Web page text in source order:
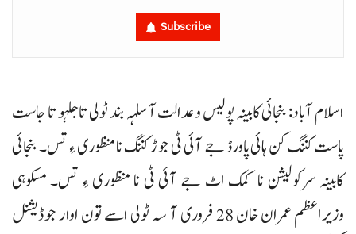
Subscribe
اسلام آباد: بنجائی کابینہ پولیس و عدالت آ سلہہ بند ٹولی تا جلہو تا جاست
پاست کننگ کن ہائی پاورڈ جے آئی ٹی جوڑ کننگ نا منظوری ءِ تس۔ بنجائی
کابینہ سرکولیشن نا کمک اٹ جے آئی ٹی نا منظوری ءِ تس۔ مسکوہی
وزیراعظم عمران خان 28 فروری آ سہ ٹولی اسے تون اوار جوڈیشنل